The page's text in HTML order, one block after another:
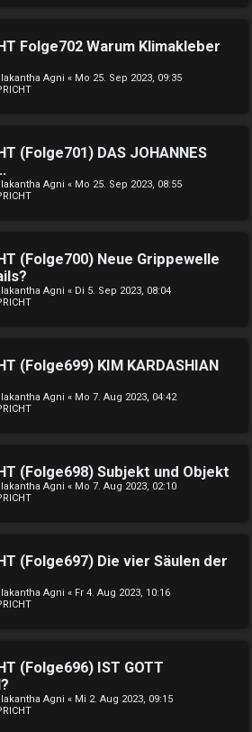
Folge702 Warum Klimakleber
Agni « Mo 25. Sep 2023, 09:35
(Folge701) DAS JOHANNES
Agni « Mo 25. Sep 2023, 08:55
(Folge700) Neue Grippewelle
Agni « Di 5. Sep 2023, 08:04
(Folge699) KIM KARDASHIAN
Agni « Mo 7. Aug 2023, 04:42
(Folge698) Subjekt und Objekt
Agni « Mo 7. Aug 2023, 02:10
(Folge697) Die vier Säulen der
Agni « Fr 4. Aug 2023, 10:16
(Folge696) IST GOTT
Agni « Mi 2. Aug 2023, 09:15